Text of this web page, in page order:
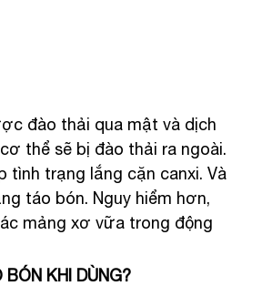
đào thải qua mật và dịch
thể sẽ bị đào thải ra ngoài.
tình trạng lắng cặn canxi. Và
táo bón. Nguy hiểm hơn,
mảng xơ vữa trong động
KHI DÙNG?